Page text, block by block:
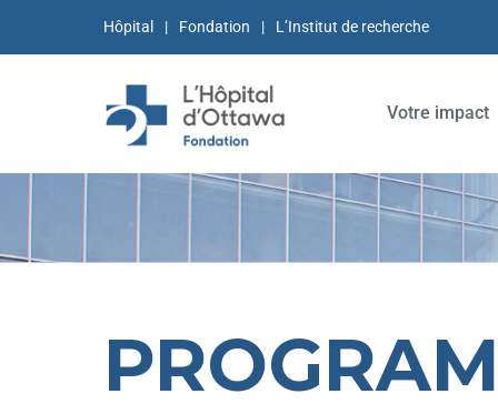
Hôpital Fondation L’Institut de recherche
Votre impact